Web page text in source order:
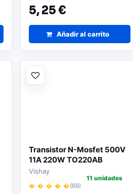
5,25 €
Añadir al carrito
Transistor N-Mosfet 500V
11A 220W TO220AB
IRFB18N50KPBF
Vishay
� � � � �(69)
11 unidades